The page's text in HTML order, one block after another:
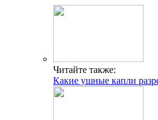
Читайте также:
Какие ушные капли